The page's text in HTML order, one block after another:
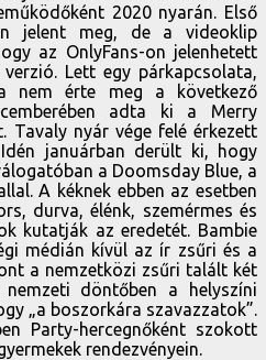
2020 nyarán. Első
jelent meg, de a videoklip
az OnlyFans-on jelenhetett
Lett egy párkapcsolata,
nem érte meg a következő
adta ki a Merry
Tavaly nyár vége felé érkezett
januárban derült ki, hogy
a Doomsday Blue, a
A kéknek ebben az esetben
durva, élénk, szemérmes és
kutatják az eredetét. Bambie
médián kívül az ír zsűri és a
a nemzetközi zsűri talált két
döntőben a helyszíni
„a boszorkára szavazzatok”.
Party-hercegnőként szokott
rendezvényein.